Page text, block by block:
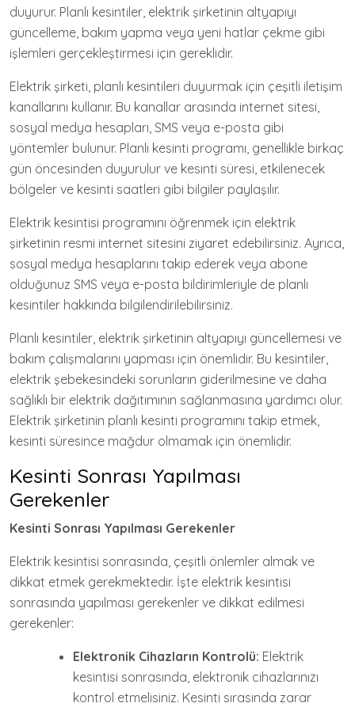
duyurur. Planlı kesintiler, elektrik şirketinin altyapıyı
güncelleme, bakım yapma veya yeni hatlar çekme gibi
işlemleri gerçekleştirmesi için gereklidir.
Elektrik şirketi, planlı kesintileri duyurmak için çeşitli iletişim
kanallarını kullanır. Bu kanallar arasında internet sitesi,
sosyal medya hesapları, SMS veya e-posta gibi
yöntemler bulunur. Planlı kesinti programı, genellikle birkaç
gün öncesinden duyurulur ve kesinti süresi, etkilenecek
bölgeler ve kesinti saatleri gibi bilgiler paylaşılır.
Elektrik kesintisi programını öğrenmek için elektrik
şirketinin resmi internet sitesini ziyaret edebilirsiniz. Ayrıca,
sosyal medya hesaplarını takip ederek veya abone
olduğunuz SMS veya e-posta bildirimleriyle de planlı
kesintiler hakkında bilgilendirilebilirsiniz.
Planlı kesintiler, elektrik şirketinin altyapıyı güncellemesi ve
bakım çalışmalarını yapması için önemlidir. Bu kesintiler,
elektrik şebekesindeki sorunların giderilmesine ve daha
sağlıklı bir elektrik dağıtımının sağlanmasına yardımcı olur.
Elektrik şirketinin planlı kesinti programını takip etmek,
kesinti süresince mağdur olmamak için önemlidir.
Kesinti Sonrası Yapılması
Gerekenler
Kesinti Sonrası Yapılması Gerekenler
Elektrik kesintisi sonrasında, çeşitli önlemler almak ve
dikkat etmek gerekmektedir. İşte elektrik kesintisi
sonrasında yapılması gerekenler ve dikkat edilmesi
gerekenler:
Elektronik Cihazların Kontrolü: Elektrik
kesintisi sonrasında, elektronik cihazlarınızı
kontrol etmelisiniz. Kesinti sırasında zarar